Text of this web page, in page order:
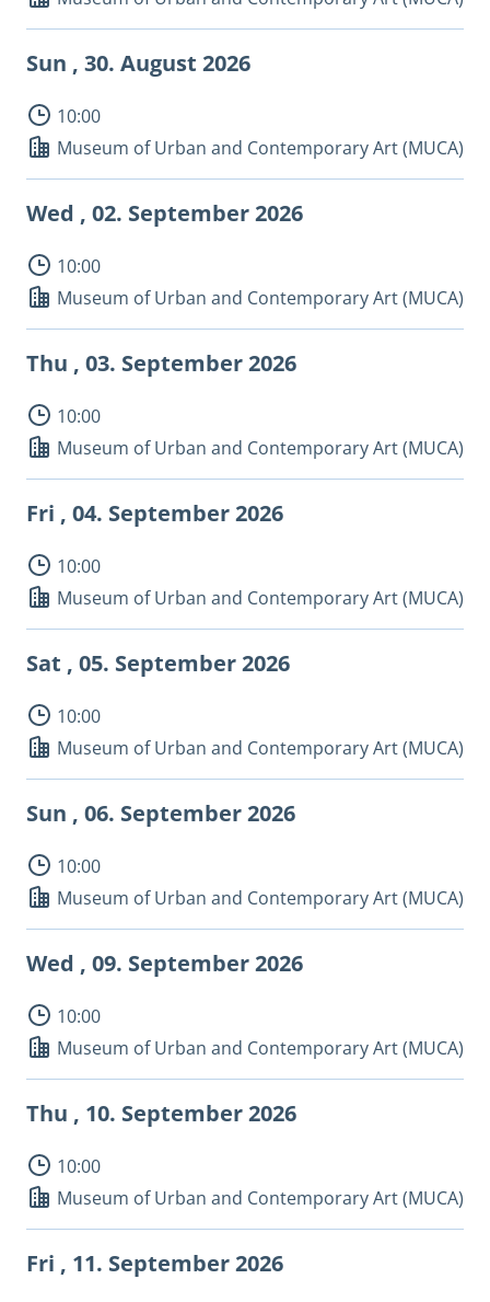
Sun , 30. August 2026
10:00
Museum of Urban and Contemporary Art (MUCA)
Wed , 02. September 2026
10:00
Museum of Urban and Contemporary Art (MUCA)
Thu , 03. September 2026
10:00
Museum of Urban and Contemporary Art (MUCA)
Fri , 04. September 2026
10:00
Museum of Urban and Contemporary Art (MUCA)
Sat , 05. September 2026
10:00
Museum of Urban and Contemporary Art (MUCA)
Sun , 06. September 2026
10:00
Museum of Urban and Contemporary Art (MUCA)
Wed , 09. September 2026
10:00
Museum of Urban and Contemporary Art (MUCA)
Thu , 10. September 2026
10:00
Museum of Urban and Contemporary Art (MUCA)
Fri , 11. September 2026